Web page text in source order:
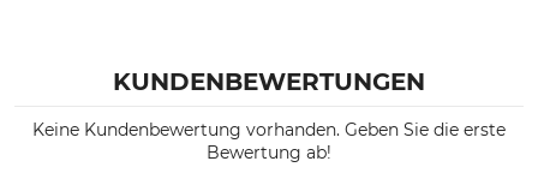
KUNDENBEWERTUNGEN
Keine Kundenbewertung vorhanden. Geben Sie die erste
Bewertung ab!